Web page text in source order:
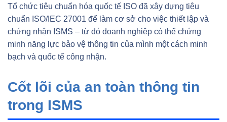
Tổ chức tiêu chuẩn hóa quốc tế ISO đã xây dựng tiêu
chuẩn ISO/IEC 27001 để làm cơ sở cho việc thiết lập và
chứng nhận ISMS – từ đó doanh nghiệp có thể chứng
minh năng lực bảo vệ thông tin của mình một cách minh
bạch và quốc tế công nhận.
Cốt lõi của an toàn thông tin
trong ISMS